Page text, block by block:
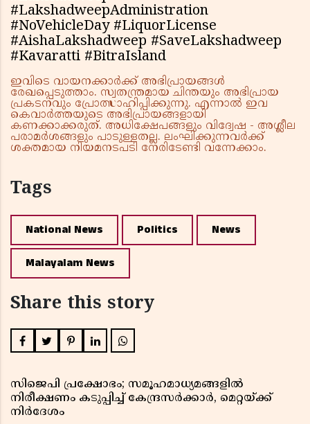
#LakshadweepAdministration
#NoVehicleDay #LiquorLicense
#AishaLakshadweep #SaveLakshadweep
#Kavaratti #BitraIsland
ഇവിടെ വായനക്കാർക്ക് അഭിപ്രായങ്ങൾ
രേഖപ്പെടുത്താം. സ്വതന്ത്രമായ ചിന്തയും അഭിപ്രായ
പ്രകടനവും പ്രോത്സാഹിപ്പിക്കുന്നു. എന്നാൽ ഇവ
കെവാർത്തയുടെ അഭിപ്രായങ്ങളായി
കണക്കാക്കരുത്. അധിക്ഷേപങ്ങളും വിദ്വേഷ - അശ്ലീല
പരാമർശങ്ങളും പാടുള്ളതല്ല. ലംഘിക്കുന്നവർക്ക്
ശക്തമായ നിയമനടപടി നേരിടേണ്ടി വന്നേക്കാം.
Tags
National News Politics News
Malayalam News
Share this story
സിജെപി പ്രക്ഷോഭം; സമൂഹമാധ്യമങ്ങളിൽ
നിരീക്ഷണം കടുപ്പിച്ച് കേന്ദ്രസർക്കാർ, മെറ്റയ്ക്ക്
നിർദേശം